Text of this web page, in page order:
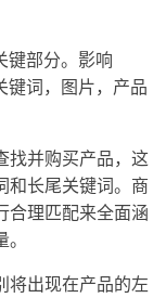
键部分。影响
键词，图片，产品
找并购买产品，这
和长尾关键词。商
合理匹配来全面涵
将出现在产品的左